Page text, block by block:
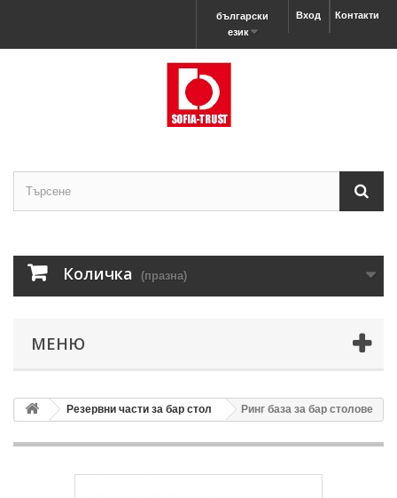
Контакти
Вход
български
език
Количка (празна)
МЕНЮ
Резервни части за бар стол Ринг база за бар столове